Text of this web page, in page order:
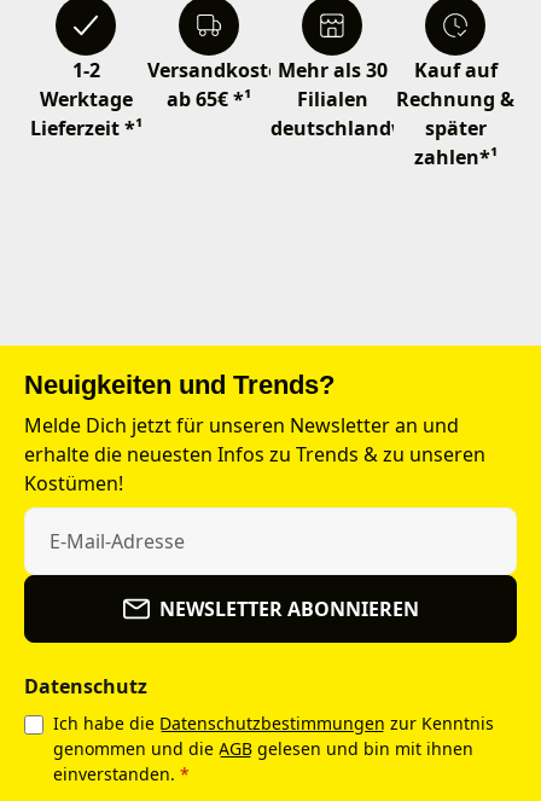
1-2
Werktage
Lieferzeit *¹
Versandkostenfrei
ab 65€ *¹
Mehr als 30
Filialen
deutschlandweit
Kauf auf
Rechnung &
später
zahlen*¹
Neuigkeiten und Trends?
Melde Dich jetzt für unseren Newsletter an und
erhalte die neuesten Infos zu Trends & zu unseren
Kostümen!
NEWSLETTER ABONNIEREN
Datenschutz
Ich habe die Datenschutzbestimmungen zur Kenntnis
genommen und die AGB gelesen und bin mit ihnen
einverstanden. *